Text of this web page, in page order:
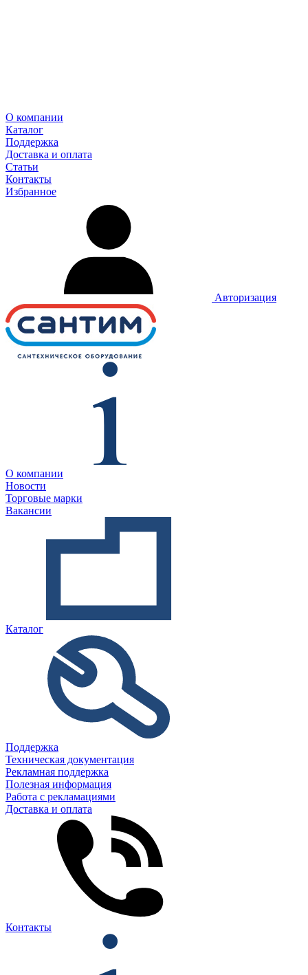
О компании
Каталог
Поддержка
Доставка и оплата
Статьи
Контакты
Избранное
Авторизация
О компании
Новости
Торговые марки
Вакансии
Каталог
Поддержка
Техническая документация
Рекламная поддержка
Полезная информация
Работа с рекламациями
Доставка и оплата
Контакты